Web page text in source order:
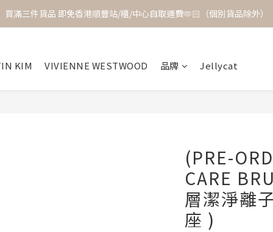
買滿三件貨品 即免香港順豐站/櫃/中心自取運費🫶🏻（個別貨品除外）
KIM VIVIENNE WESTWOOD 品牌 Jellycat
(PRE-
CARE
層潔淨離
座 )